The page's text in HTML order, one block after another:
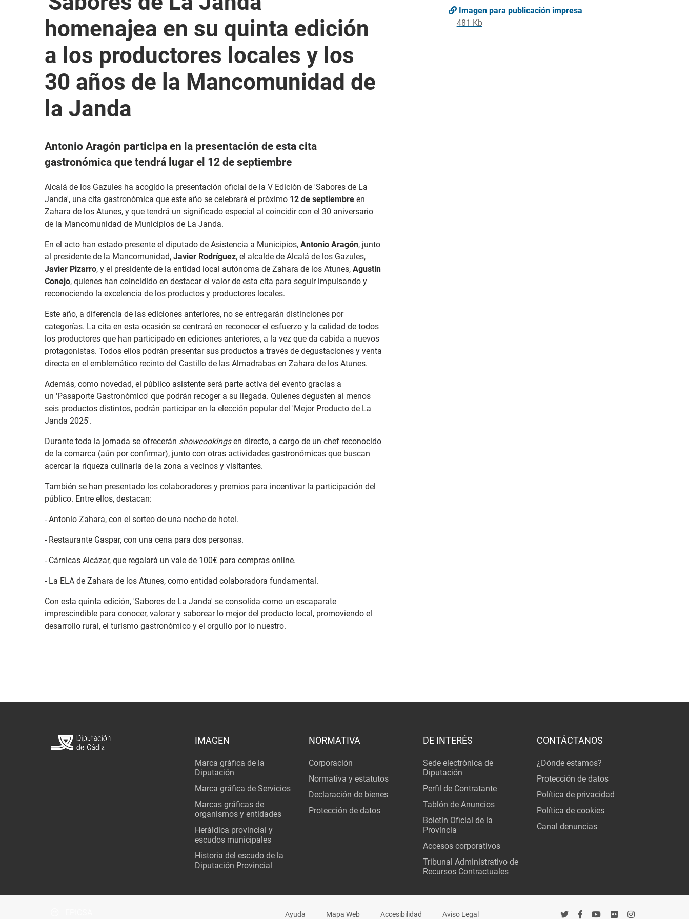
homenajea en su quinta edición
a los productores locales y los
30 años de la Mancomunidad de
la Janda
Antonio Aragón participa en la presentación de esta cita
gastronómica que tendrá lugar el 12 de septiembre
Alcalá de los Gazules ha acogido la presentación oficial de la V Edición de 'Sabores de La
Janda', una cita gastronómica que este año se celebrará el próximo 12 de septiembre en
Zahara de los Atunes, y que tendrá un significado especial al coincidir con el 30 aniversario
de la Mancomunidad de Municipios de La Janda.
En el acto han estado presente el diputado de Asistencia a Municipios, Antonio Aragón, junto
al presidente de la Mancomunidad, Javier Rodríguez, el alcalde de Alcalá de los Gazules,
Javier Pizarro, y el presidente de la entidad local autónoma de Zahara de los Atunes, Agustín
Conejo, quienes han coincidido en destacar el valor de esta cita para seguir impulsando y
reconociendo la excelencia de los productos y productores locales.
Este año, a diferencia de las ediciones anteriores, no se entregarán distinciones por
categorías. La cita en esta ocasión se centrará en reconocer el esfuerzo y la calidad de todos
los productores que han participado en ediciones anteriores, a la vez que da cabida a nuevos
protagonistas. Todos ellos podrán presentar sus productos a través de degustaciones y venta
directa en el emblemático recinto del Castillo de las Almadrabas en Zahara de los Atunes.
Además, como novedad, el público asistente será parte activa del evento gracias a
un 'Pasaporte Gastronómico' que podrán recoger a su llegada. Quienes degusten al menos
seis productos distintos, podrán participar en la elección popular del 'Mejor Producto de La
Janda 2025'.
Durante toda la jornada se ofrecerán showcookingsen directo, a cargo de un chef reconocido
de la comarca (aún por confirmar), junto con otras actividades gastronómicas que buscan
acercar la riqueza culinaria de la zona a vecinos y visitantes.
También se han presentado los colaboradores y premios para incentivar la participación del
público. Entre ellos, destacan:
- Antonio Zahara, con el sorteo de una noche de hotel.
- Restaurante Gaspar, con una cena para dos personas.
- Cárnicas Alcázar, que regalará un vale de 100€ para compras online.
- La ELA de Zahara de los Atunes, como entidad colaboradora fundamental.
Con esta quinta edición, 'Sabores de La Janda' se consolida como un escaparate
imprescindible para conocer, valorar y saborear lo mejor del producto local, promoviendo el
desarrollo rural, el turismo gastronómico y el orgullo por lo nuestro.
Imagen para publicación impresa
481 Kb
IMAGEN
Marca gráfica de la
Diputación
Marca gráfica de Servicios
Marcas gráficas de
organismos y entidades
Heráldica provincial y
escudos municipales
Historia del escudo de la
Diputación Provincial
NORMATIVA
Corporación
Normativa y estatutos
Declaración de bienes
Protección de datos
DE INTERÉS
Sede electrónica de
Diputación
Perfil de Contratante
Tablón de Anuncios
Boletín Oficial de la
Província
Accesos corporativos
Tribunal Administrativo de
Recursos Contractuales
CONTÁCTANOS
¿Dónde estamos?
Protección de datos
Política de privacidad
Política de cookies
Canal denuncias
Ayuda Mapa Web Accesibilidad Aviso Legal